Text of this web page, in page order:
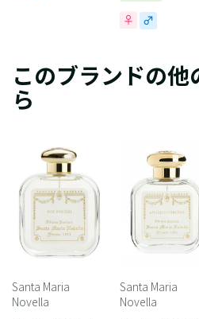
このブランドの他
ら
Santa Maria
Novella
Santa Maria
Novella